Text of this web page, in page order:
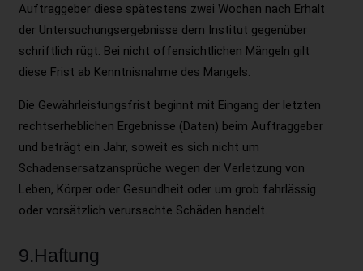
Auftraggeber diese spätestens zwei Wochen nach Erhalt
der Untersuchungsergebnisse dem Institut gegenüber
schriftlich rügt. Bei nicht offensichtlichen Mängeln gilt
diese Frist ab Kenntnisnahme des Mangels.
Die Gewährleistungsfrist beginnt mit Eingang der letzten
rechtserheblichen Ergebnisse (Daten) beim Auftraggeber
und beträgt ein Jahr, soweit es sich nicht um
Schadensersatzansprüche wegen der Verletzung von
Leben, Körper oder Gesundheit oder um grob fahrlässig
oder vorsätzlich verursachte Schäden handelt.
9.Haftung